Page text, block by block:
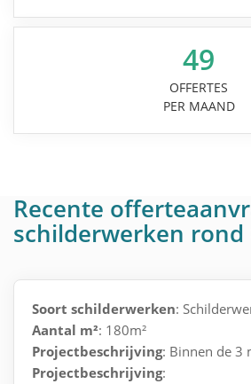
49
OFFERTES
PER MAAND
Recente
schilderwerken rond
Soort schilderwerken:
Aantal m²: 180m²
Projectbeschrijving: Binnen de 3
Projectbeschrijving: